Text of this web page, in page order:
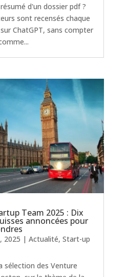
d'un dossier pdf ?
sont recensés chaque
ChatGPT, sans compter
Team 2025 : Dix
annoncées pour
2025 | Actualité, Start-up
sélection des Venture